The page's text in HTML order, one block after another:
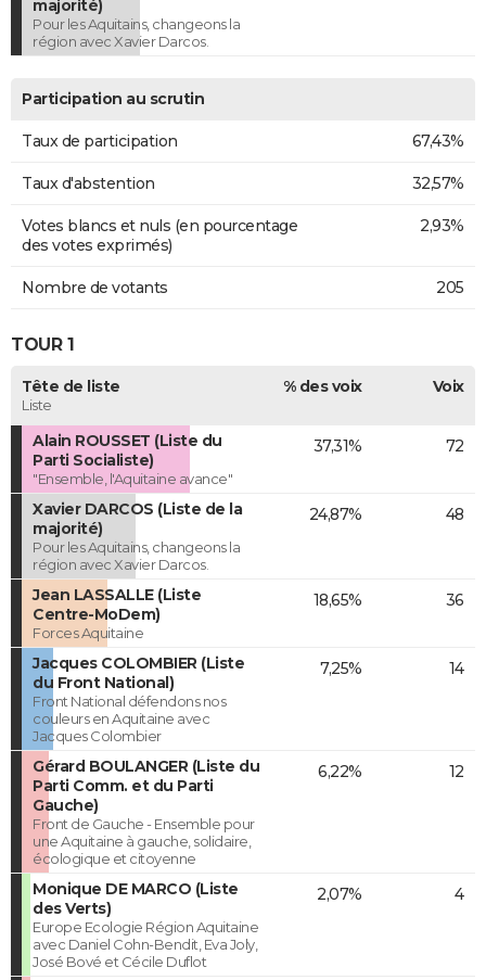
majorité)
Pour les Aquitains, changeons la
région avec Xavier Darcos.
Participation au scrutin
Taux de participation 67,43%
Taux d'abstention 32,57%
Votes blancs et nuls (en pourcentage
des votes exprimés)
2,93%
Nombre de votants 205
TOUR 1
Tête de liste
Liste
% des voix Voix
Alain ROUSSET (Liste du
Parti Socialiste)
"Ensemble, l'Aquitaine avance"
37,31% 72
Xavier DARCOS (Liste de la
majorité)
Pour les Aquitains, changeons la
région avec Xavier Darcos.
24,87% 48
Jean LASSALLE (Liste
Centre-MoDem)
Forces Aquitaine
18,65% 36
Jacques COLOMBIER (Liste
du Front National)
Front National défendons nos
couleurs en Aquitaine avec
Jacques Colombier
7,25% 14
Gérard BOULANGER (Liste du
Parti Comm. et du Parti
Gauche)
Front de Gauche - Ensemble pour
une Aquitaine à gauche, solidaire,
écologique et citoyenne
6,22% 12
Monique DE MARCO (Liste
des Verts)
Europe Ecologie Région Aquitaine
avec Daniel Cohn-Bendit, Eva Joly,
José Bové et Cécile Duflot
2,07% 4